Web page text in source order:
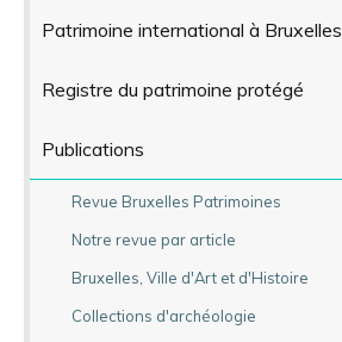
Patrimoine international à Bruxelles
Registre du patrimoine protégé
Publications
Revue Bruxelles Patrimoines
Notre revue par article
Bruxelles, Ville d'Art et d'Histoire
Collections d'archéologie